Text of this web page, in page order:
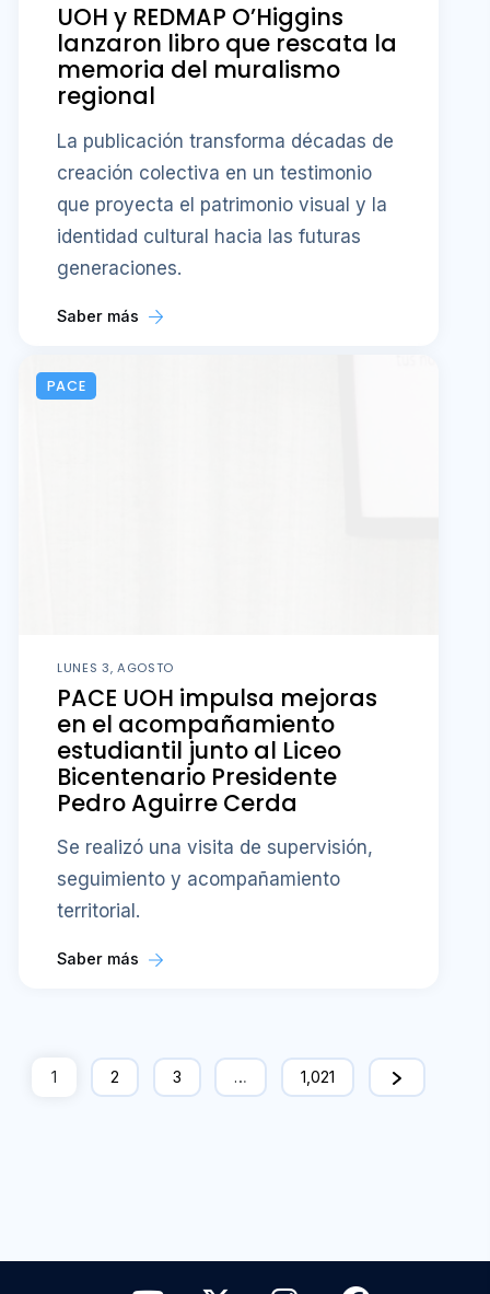
UOH y REDMAP O’Higgins
lanzaron libro que rescata la
memoria del muralismo
regional
La publicación transforma décadas de
creación colectiva en un testimonio
que proyecta el patrimonio visual y la
identidad cultural hacia las futuras
generaciones.
Saber más
PACE
LUNES 3, AGOSTO
PACE UOH impulsa mejoras
en el acompañamiento
estudiantil junto al Liceo
Bicentenario Presidente
Pedro Aguirre Cerda
Se realizó una visita de supervisión,
seguimiento y acompañamiento
territorial.
Saber más
1 2 3 … 1,021